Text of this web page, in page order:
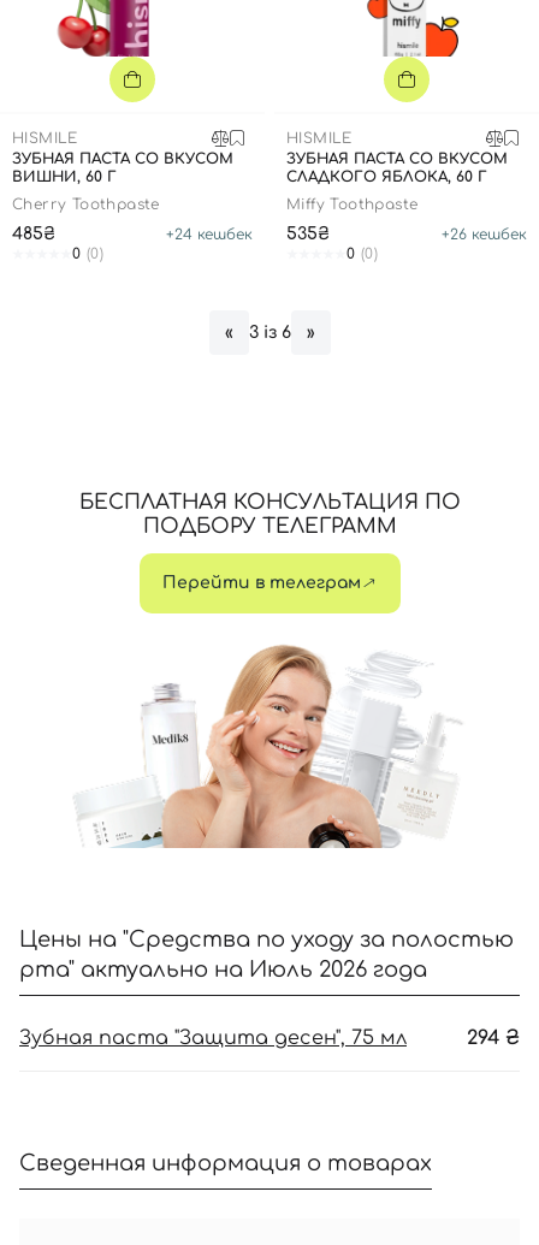
HISMILE
ЗУБНАЯ ПАСТА СО ВКУСОМ
ВИШНИ, 60 Г
Cherry Toothpaste
485₴ +24 кешбек
0 (0)
HISMILE
ЗУБНАЯ ПАСТА СО ВКУСОМ
СЛАДКОГО ЯБЛОКА, 60 Г
Miffy Toothpaste
535₴ +26 кешбек
0 (0)
« 3 із 6 »
БЕСПЛАТНАЯ КОНСУЛЬТАЦИЯ ПО
ПОДБОРУ ТЕЛЕГРАММ
Перейти в телеграм
Цены на "Средства по уходу за полостью
рта" актуально на Июль 2026 года
Зубная паста "Защита десен", 75 мл 294 ₴
Сведенная информация о товарах
Вход Регистрация
Далее
Войти с помощью e-mail